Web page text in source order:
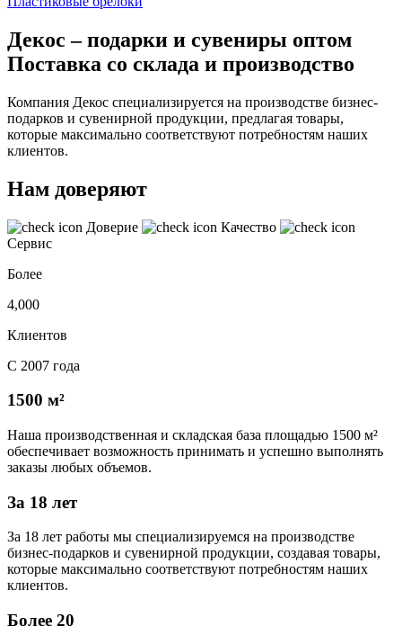
Декос – подарки и сувениры оптом
Поставка со склада и производство
Компания Декос специализируется на производстве бизнес-
подарков и сувенирной продукции, предлагая товары,
которые максимально соответствуют потребностям наших
клиентов.
Нам доверяют
Доверие
Качество
Сервис
Более
4,000
Клиентов
С 2007 года
1500 м²
Наша производственная и складская база площадью 1500 м²
обеспечивает возможность принимать и успешно выполнять
заказы любых объемов.
За 18 лет
За 18 лет работы мы специализируемся на производстве
бизнес-подарков и сувенирной продукции, создавая товары,
которые максимально соответствуют потребностям наших
клиентов.
Более 20